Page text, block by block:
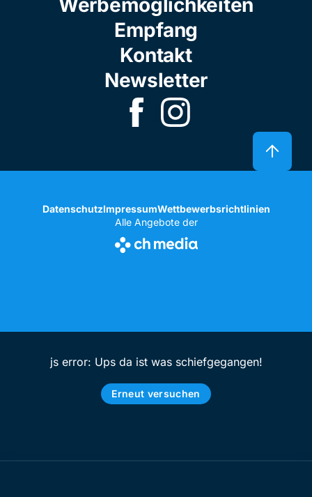
Werbemöglichkeiten
Empfang
Kontakt
Newsletter
DatenschutzImpressumWettbewerbsrichtlinien
Alle Angebote der
js error: Ups da ist was schiefgegangen!
Erneut versuchen